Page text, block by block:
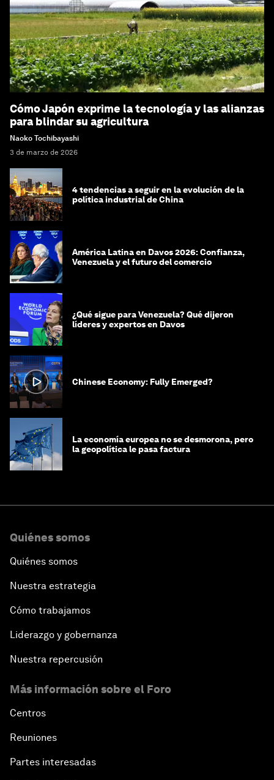
Cómo Japón exprime la tecnología y las alianzas
para blindar su agricultura
Naoko Tochibayashi
3 de marzo de 2026
4 tendencias a seguir en la evolución de la
política industrial de China
América Latina en Davos 2026: Confianza,
Venezuela y el futuro del comercio
¿Qué sigue para Venezuela? Qué dijeron
líderes y expertos en Davos
Chinese Economy: Fully Emerged?
La economía europea no se desmorona, pero
la geopolítica le pasa factura
Quiénes somos
Quiénes somos
Nuestra estrategia
Cómo trabajamos
Liderazgo y gobernanza
Nuestra repercusión
Más información sobre el Foro
Centros
Reuniones
Partes interesadas